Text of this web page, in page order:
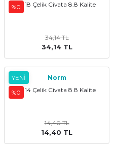
%0M 18 Çelik Civata 8.8 Kalite
34,14 TL
34,14 TL
YENİ
%0
Norm
M 14 Çelik Civata 8.8 Kalite
14,40 TL
14,40 TL